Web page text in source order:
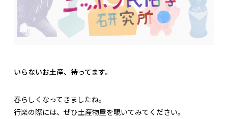
いらないお土産、待ってます。
春らしくなってきましたね。
行楽の際には、ぜひ土産物屋を覗いてみてください。